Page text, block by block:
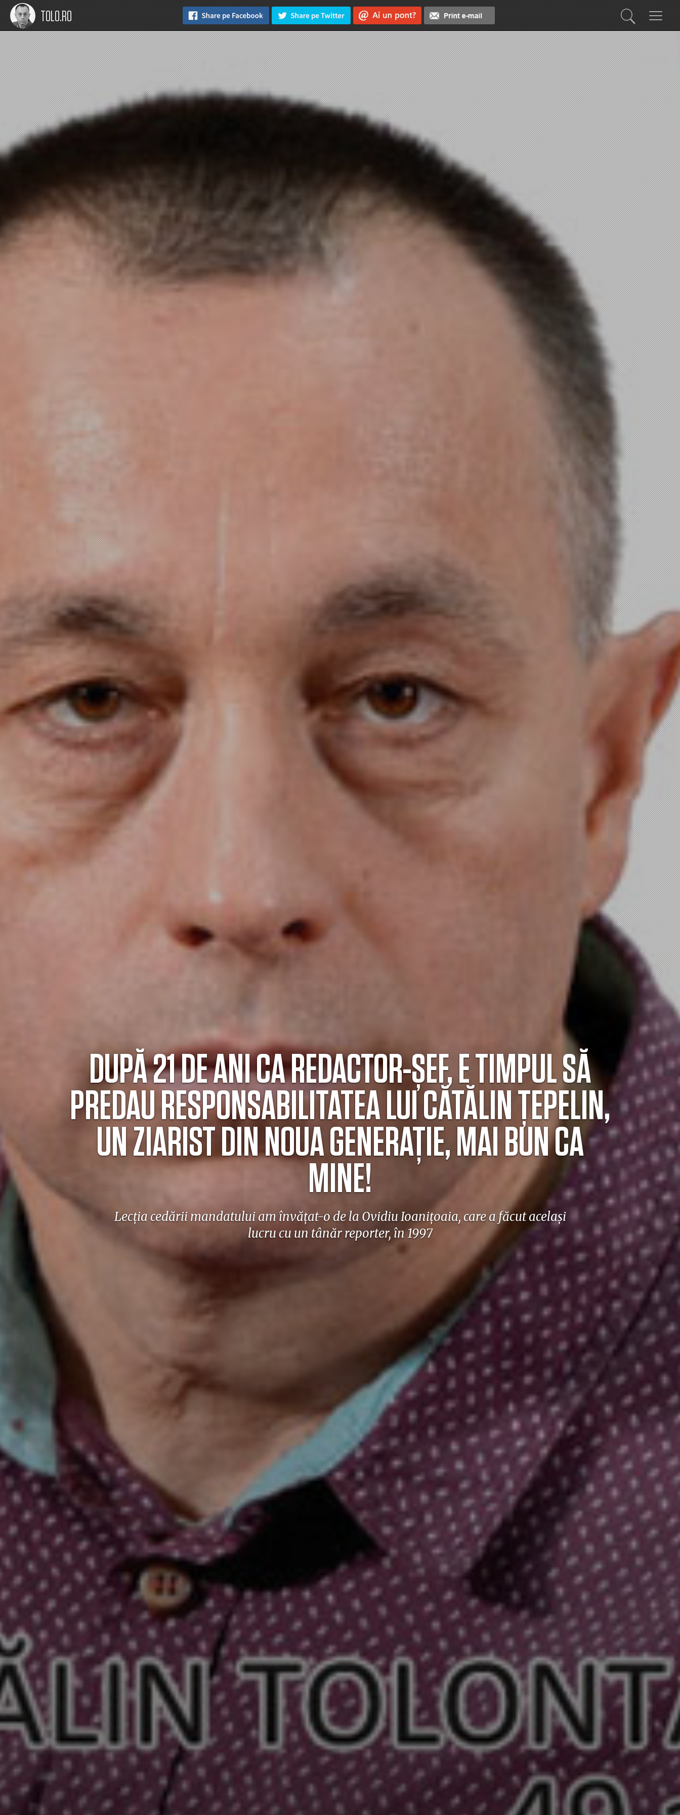
TOLO.RO
DUPĂ 21 DE ANI CA REDACTOR-ȘEF, E TIMPUL SĂ
PREDAU RESPONSABILITATEA LUI CĂTĂLIN ȚEPELIN,
UN ZIARIST DIN NOUA GENERAȚIE, MAI BUN CA
MINE!
Lecția cedării mandatului am învățat-o de la Ovidiu Ioanițoaia, care a făcut același
lucru cu un tânăr reporter, în 1997